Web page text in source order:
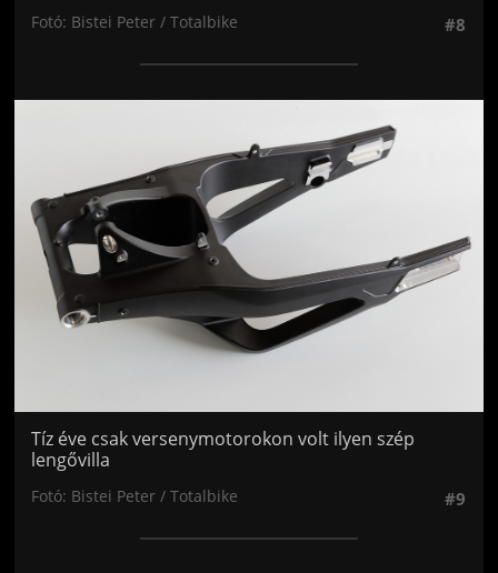
Fotó: Bistei Peter / Totalbike #8
Jön még kép!
Tíz éve csak versenymotorokon volt ilyen szép
lengővilla
Fotó: Bistei Peter / Totalbike #9